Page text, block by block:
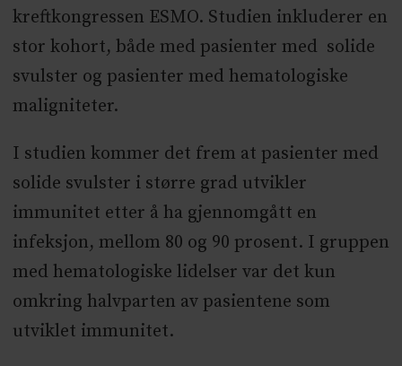
kreftkongressen ESMO. Studien inkluderer en
stor kohort, både med pasienter med solide
svulster og pasienter med hematologiske
maligniteter.
I studien kommer det frem at pasienter med
solide svulster i større grad utvikler
immunitet etter å ha gjennomgått en
infeksjon, mellom 80 og 90 prosent. I gruppen
med hematologiske lidelser var det kun
omkring halvparten av pasientene som
utviklet immunitet.